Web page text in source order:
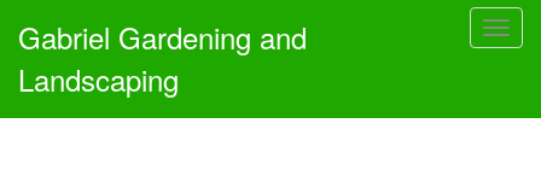
T
g
Gabriel Gardening and
Landscaping